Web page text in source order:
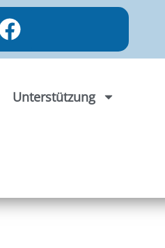
Unterstützung